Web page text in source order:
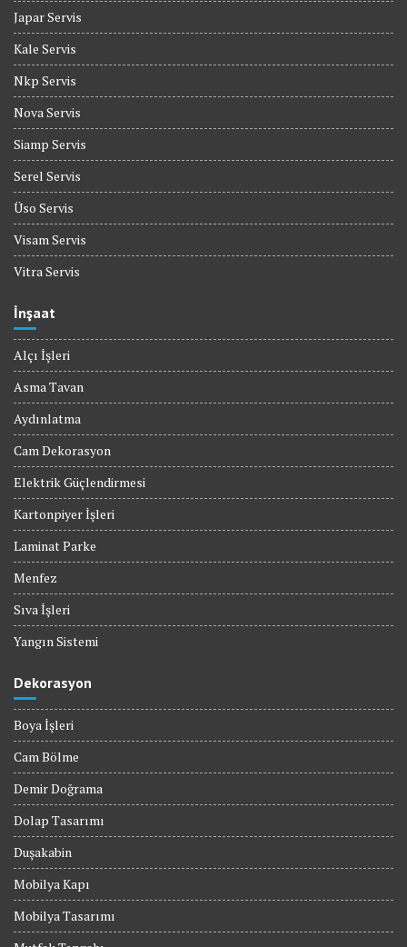
Japar Servis
Kale Servis
Nkp Servis
Nova Servis
Siamp Servis
Serel Servis
Üso Servis
Visam Servis
Vitra Servis
İnşaat
Alçı İşleri
Asma Tavan
Aydınlatma
Cam Dekorasyon
Elektrik Güçlendirmesi
Kartonpiyer İşleri
Laminat Parke
Menfez
Sıva İşleri
Yangın Sistemi
Dekorasyon
Boya İşleri
Cam Bölme
Demir Doğrama
Dolap Tasarımı
Duşakabin
Mobilya Kapı
Mobilya Tasarımı